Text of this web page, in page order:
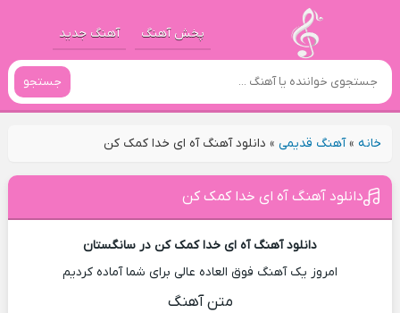
پخش آهنگ آهنگ جدید
جستجو
خانه»آهنگ قدیمی» دانلود آهنگ آه ای خدا کمک کن
دانلود آهنگ آه ای خدا کمک کن
دانلود آهنگ آه ای خدا کمک کن در سانگستان
امروز یک آهنگ فوق العاده عالی برای شما آماده کردیم
متن آهنگ